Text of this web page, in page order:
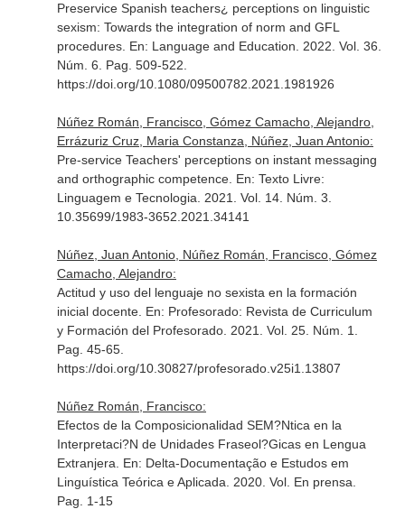
Preservice Spanish teachers¿ perceptions on linguistic
sexism: Towards the integration of norm and GFL
procedures. En: Language and Education . 2022. Vol. 36.
Núm. 6. Pag. 509-522.
https://doi.org/10.1080/09500782.2021.1981926
Núñez Román, Francisco, Gómez Camacho, Alejandro,
Errázuriz Cruz, Maria Constanza, Núñez, Juan Antonio:
Pre-service Teachers' perceptions on instant messaging
and orthographic competence. En: Texto Livre:
Linguagem e Tecnologia . 2021. Vol. 14. Núm. 3.
10.35699/1983-3652.2021.34141
Núñez, Juan Antonio, Núñez Román, Francisco, Gómez
Camacho, Alejandro:
Actitud y uso del lenguaje no sexista en la formación
inicial docente. En: Profesorado: Revista de Curriculum
y Formación del Profesorado. 2021. Vol. 25. Núm. 1.
Pag. 45-65.
https://doi.org/10.30827/profesorado.v25i1.13807
Núñez Román, Francisco:
Efectos de la Composicionalidad SEM?Ntica en la
Interpretaci?N de Unidades Fraseol?Gicas en Lengua
Extranjera. En: Delta-Documentação e Estudos em
Linguística Teórica e Aplicada . 2020. Vol. En prensa.
Pag. 1-15